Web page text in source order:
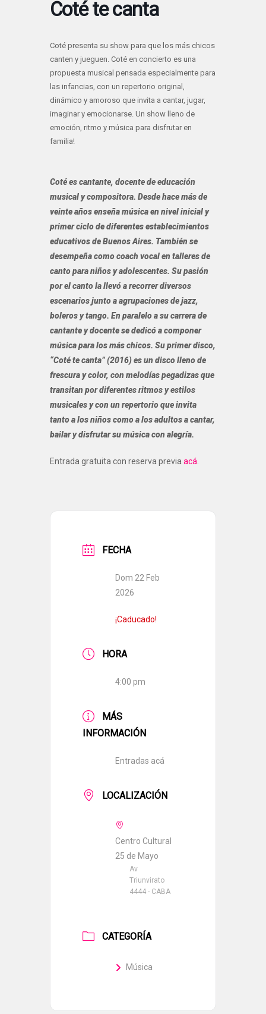
Coté te canta
Coté presenta su show para que los más chicos
canten y jueguen. Coté en concierto es una
propuesta musical pensada especialmente para
las infancias, con un repertorio original,
dinámico y amoroso que invita a cantar, jugar,
imaginar y emocionarse. Un show lleno de
emoción, ritmo y música para disfrutar en
familia!
Coté es cantante, docente de educación
musical y compositora. Desde hace más de
veinte años enseña música en nivel inicial y
primer ciclo de diferentes establecimientos
educativos de Buenos Aires. También se
desempeña como coach vocal en talleres de
canto para niños y adolescentes. Su pasión
por el canto la llevó a recorrer diversos
escenarios junto a agrupaciones de jazz,
boleros y tango. En paralelo a su carrera de
cantante y docente se dedicó a componer
música para los más chicos. Su primer disco,
“Coté te canta” (2016) es un disco lleno de
frescura y color, con melodías pegadizas que
transitan por diferentes ritmos y estilos
musicales y con un repertorio que invita
tanto a los niños como a los adultos a cantar,
bailar y disfrutar su música con alegría.
Entrada gratuita con reserva previa acá
FECHA
Dom 22 Feb
2026
¡Caducado!
HORA
4:00 pm
MÁS
INFORMACIÓN
Entradas acá
LOCALIZACIÓN
Centro Cultural
25 de Mayo
Av
Triunvirato
4444 - CABA
CATEGORÍA
Música